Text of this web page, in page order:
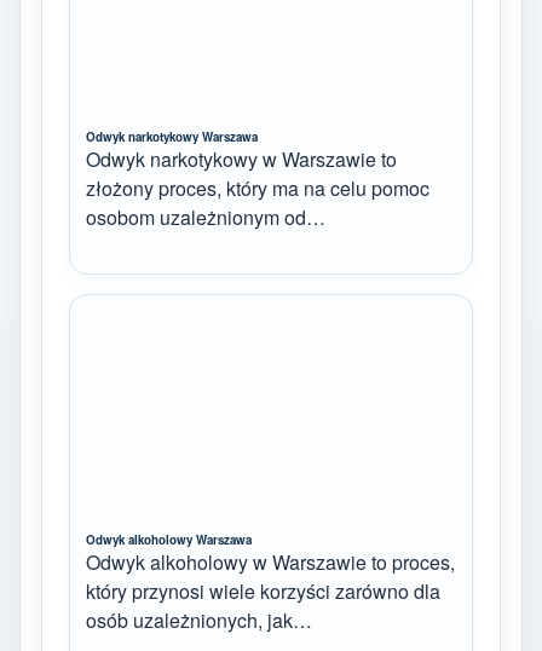
Odwyk narkotykowy Warszawa
Odwyk narkotykowy w Warszawie to
złożony proces, który ma na celu pomoc
osobom uzależnionym od…
Odwyk alkoholowy Warszawa
Odwyk alkoholowy w Warszawie to proces,
który przynosi wiele korzyści zarówno dla
osób uzależnionych, jak…